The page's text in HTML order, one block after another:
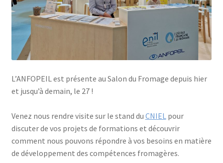
Les formations en présentiel
Les projets de l’Anfopeil
Mentions légales
Modalités
Conditions générales de ventes de l’ANFOPEIL
L’ANFOPEIL est présente au Salon du Fromage depuis hier
et jusqu’à demain, le 27 !
Venez nous rendre visite sur le stand du CNIELpour
discuter de vos projets de formations et découvrir
comment nous pouvons répondre à vos besoins en matière
de développement des compétences fromagères.